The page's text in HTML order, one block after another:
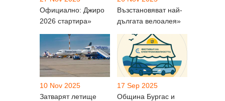
Официално: Джиро
2026 стартира»
Възстановяват най-
дългата велоалея»
10 Nov 2025
Затварят летище
17 Sep 2025
Община Бургас и